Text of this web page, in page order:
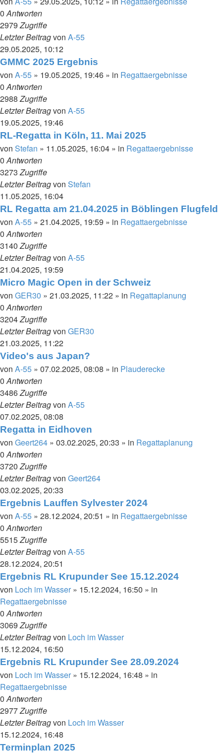
0Antworten
2979Zugriffe
Letzter Beitragvon A-55
29.05.2025, 10:12
GMMC 2025 Ergebnis
von A-55 » 19.05.2025, 19:46 » in Regattaergebnisse
0Antworten
2988Zugriffe
Letzter Beitragvon A-55
19.05.2025, 19:46
RL-Regatta in Köln, 11. Mai 2025
von Stefan » 11.05.2025, 16:04 » in Regattaergebnisse
0Antworten
3273Zugriffe
Letzter Beitragvon Stefan
11.05.2025, 16:04
RL Regatta am 21.04.2025 in Böblingen Flugfeld
von A-55 » 21.04.2025, 19:59 » in Regattaergebnisse
0Antworten
3140Zugriffe
Letzter Beitragvon A-55
21.04.2025, 19:59
Micro Magic Open in der Schweiz
von GER30 » 21.03.2025, 11:22 » in Regattaplanung
0Antworten
3204Zugriffe
Letzter Beitragvon GER30
21.03.2025, 11:22
Video's aus Japan?
von A-55 » 07.02.2025, 08:08 » in Plauderecke
0Antworten
3486Zugriffe
Letzter Beitragvon A-55
07.02.2025, 08:08
Regatta in Eidhoven
von Geert264 » 03.02.2025, 20:33 » in Regattaplanung
0Antworten
3720Zugriffe
Letzter Beitragvon Geert264
03.02.2025, 20:33
Ergebnis Lauffen Sylvester 2024
von A-55 » 28.12.2024, 20:51 » in Regattaergebnisse
0Antworten
5515Zugriffe
Letzter Beitragvon A-55
28.12.2024, 20:51
Ergebnis RL Krupunder See 15.12.2024
von Loch im Wasser » 15.12.2024, 16:50 » in
Regattaergebnisse
0Antworten
3069Zugriffe
Letzter Beitragvon Loch im Wasser
15.12.2024, 16:50
Ergebnis RL Krupunder See 28.09.2024
von Loch im Wasser » 15.12.2024, 16:48 » in
Regattaergebnisse
0Antworten
2977Zugriffe
Letzter Beitragvon Loch im Wasser
15.12.2024, 16:48
Terminplan 2025